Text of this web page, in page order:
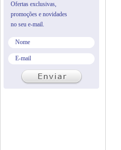
Ofertas exclusivas,
promoções e novidades
no seu e-mail.